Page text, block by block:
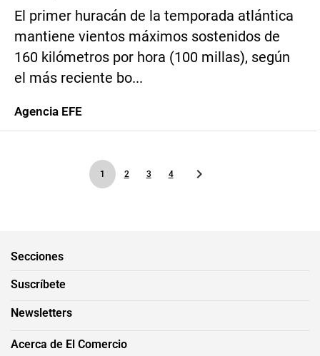
El primer huracán de la temporada atlántica
mantiene vientos máximos sostenidos de
160 kilómetros por hora (100 millas), según
el más reciente bo...
Agencia EFE
1 2 3 4
Secciones
Suscríbete
Newsletters
Acerca de El Comercio